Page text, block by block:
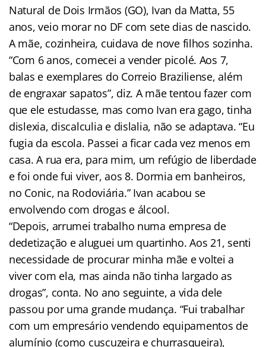
Natural de Dois Irmãos (GO), Ivan da Matta, 55
anos, veio morar no DF com sete dias de nascido.
A mãe, cozinheira, cuidava de nove filhos sozinha.
“Com 6 anos, comecei a vender picolé. Aos 7,
balas e exemplares do Correio Braziliense, além
de engraxar sapatos”, diz. A mãe tentou fazer com
que ele estudasse, mas como Ivan era gago, tinha
dislexia, discalculia e dislalia, não se adaptava. “Eu
fugia da escola. Passei a ficar cada vez menos em
casa. A rua era, para mim, um refúgio de liberdade
e foi onde fui viver, aos 8. Dormia em banheiros,
no Conic, na Rodoviária.” Ivan acabou se
envolvendo com drogas e álcool.
“Depois, arrumei trabalho numa empresa de
dedetização e aluguei um quartinho. Aos 21, senti
necessidade de procurar minha mãe e voltei a
viver com ela, mas ainda não tinha largado as
drogas”, conta. No ano seguinte, a vida dele
passou por uma grande mudança. “Fui trabalhar
com um empresário vendendo equipamentos de
alumínio (como cuscuzeira e churrasqueira),